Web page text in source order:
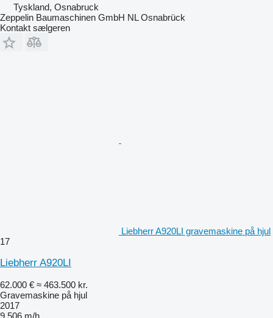
Tyskland, Osnabruck
Zeppelin Baumaschinen GmbH NL Osnabrück
Kontakt sælgeren
Liebherr A920LI gravemaskine på hjul
17
Liebherr A920LI
62.000 € ≈ 463.500 kr.
Gravemaskine på hjul
2017
9.506 m/h